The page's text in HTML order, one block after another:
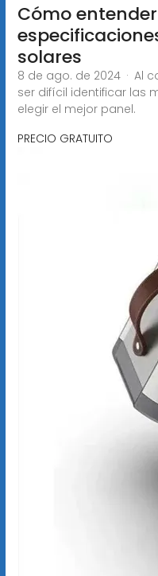
Cómo
solares
8 de ago. de 2024 · Al
ser difícil identificar las
elegir el mejor panel.
PRECIO GRATUITO